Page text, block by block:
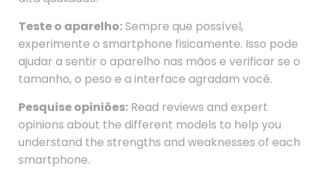
Teste o aparelho:Sempre que possível,
experimente o smartphone fisicamente. Isso pode
ajudar a sentir o aparelho nas mãos e verificar se o
tamanho, o peso e a interface agradam você.
Pesquise opiniões: Read reviews and expert
opinions about the different models to help you
understand the strengths and weaknesses of each
smartphone.